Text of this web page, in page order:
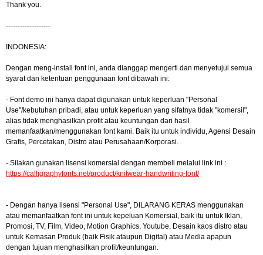
Thank you.
-------------------
INDONESIA:
Dengan meng-install font ini, anda dianggap mengerti dan menyetujui semua
syarat dan ketentuan penggunaan font dibawah ini:
- Font demo ini hanya dapat digunakan untuk keperluan "Personal
Use"/kebutuhan pribadi, atau untuk keperluan yang sifatnya tidak "komersil",
alias tidak menghasilkan profit atau keuntungan dari hasil
memanfaatkan/menggunakan font kami. Baik itu untuk individu, Agensi Desain
Grafis, Percetakan, Distro atau Perusahaan/Korporasi.
- Silakan gunakan lisensi komersial dengan membeli melalui link ini :
https://calligraphyfonts.net/product/knitwear-handwriting-font/
- Dengan hanya lisensi "Personal Use", DILARANG KERAS menggunakan
atau memanfaatkan font ini untuk kepeluan Komersial, baik itu untuk Iklan,
Promosi, TV, Film, Video, Motion Graphics, Youtube, Desain kaos distro atau
untuk Kemasan Produk (baik Fisik ataupun Digital) atau Media apapun
dengan tujuan menghasilkan profit/keuntungan.